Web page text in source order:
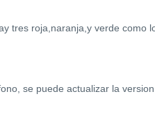
tres roja,naranja,y verde como
se puede actualizar la